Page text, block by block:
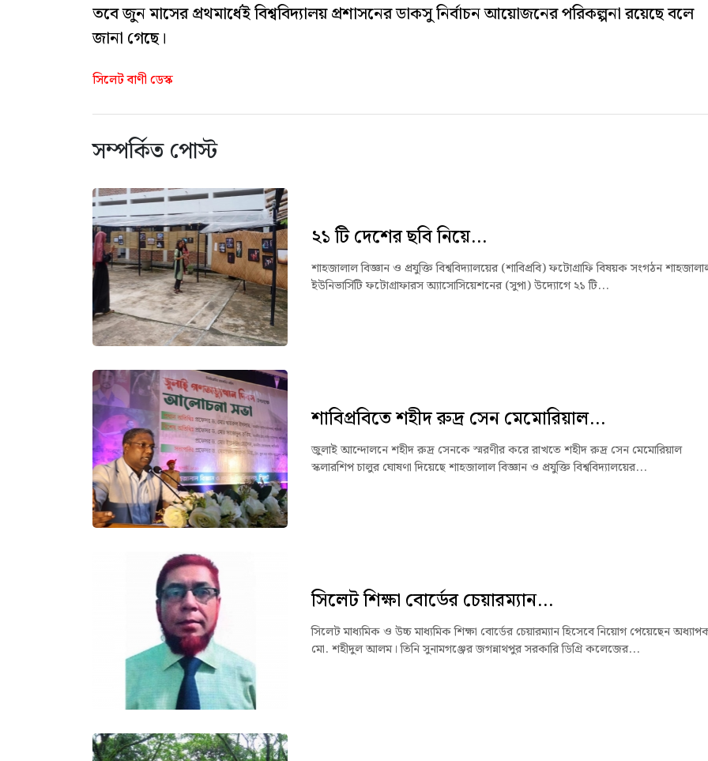
তবে জুন মাসের প্রথমার্ধেই বিশ্ববিদ্যালয় প্রশাসনের ডাকসু নির্বাচন আয়োজনের পরিকল্পনা রয়েছে বলে
জানা গেছে।
সিলেট বাণী ডেস্ক
সম্পর্কিত পোস্ট
২১ টি দেশের ছবি নিয়ে...
শাহজালাল বিজ্ঞান ও প্রযুক্তি বিশ্ববিদ্যালয়ের (শাবিপ্রবি) ফটোগ্রাফি বিষয়ক সংগঠন
ইউনিভার্সিটি ফটোগ্রাফারস অ্যাসোসিয়েশনের (সুপা) উদ্যোগে ২১ টি...
শাবিপ্রবিতে শহীদ রুদ্র সেন মেমোরিয়াল...
জুলাই আন্দোলনে শহীদ রুদ্র সেনকে স্মরণীর করে রাখতে শহীদ রুদ্র সেন মেমোরিয়াল
স্কলারশিপ চালুর ঘোষণা দিয়েছে শাহজালাল বিজ্ঞান ও প্রযুক্তি বিশ্ববিদ্যালয়ের...
সিলেট শিক্ষা বোর্ডের চেয়ারম্যান...
সিলেট মাধ্যমিক ও উচ্চ মাধ্যমিক শিক্ষা বোর্ডের চেয়ারম্যান হিসেবে নিয়োগ পেয়েছেন
মো. শহীদুল আলম। তিনি সুনামগঞ্জের জগন্নাথপুর সরকারি ডিগ্রি কলেজের...